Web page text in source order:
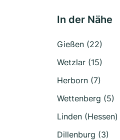
In der Nähe
Gießen (22)
Wetzlar (15)
Herborn (7)
Wettenberg (5)
Linden (Hessen)
Dillenburg (3)